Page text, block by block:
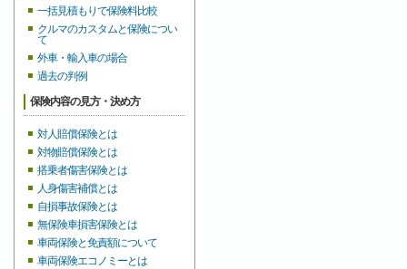
一括見積もりで保険料比較
クルマのカスタムと保険につい
て
外車・輸入車の場合
過去の判例
保険内容の見方・決め方
対人賠償保険とは
対物賠償保険とは
搭乗者傷害保険とは
人身傷害補償とは
自損事故保険とは
無保険車損害保険とは
車両保険と免責額について
車両保険エコノミーとは